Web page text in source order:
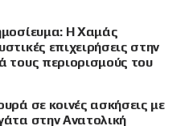
Η Χαμάς
επιχειρήσεις στην
τους περιορισμούς του
σε κοινές ασκήσεις με
στην Ανατολική